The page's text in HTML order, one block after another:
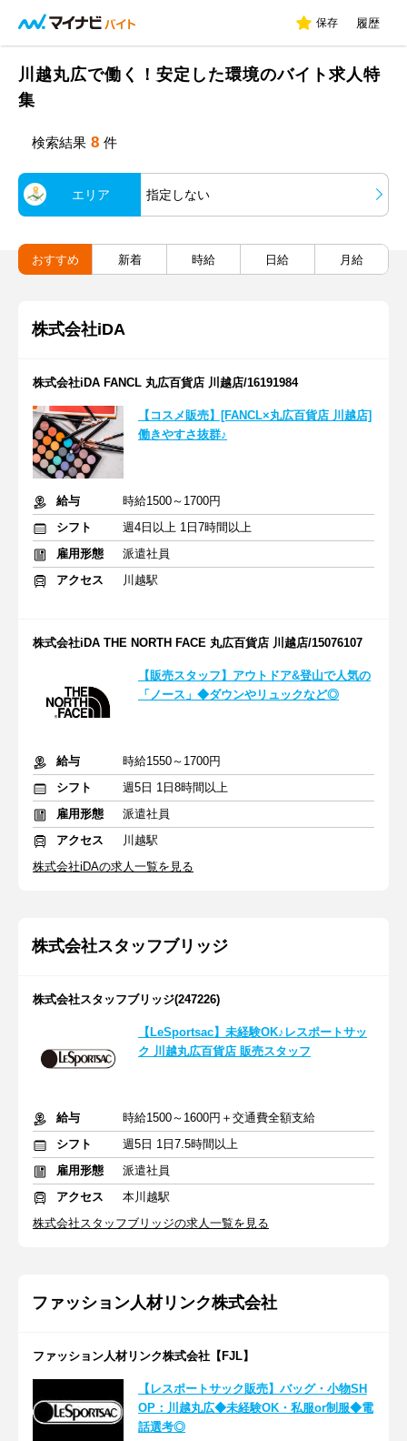
保存 履歴
川越丸広で働く！安定した環境のバイト求人特
集
検索結果 8 件
エリア 指定しない
おすすめ 新着 時給 日給 月給
株式会社iDA
株式会社iDA FANCL 丸広百貨店 川越店/16191984
【コスメ販売】[FANCL×丸広百貨店 川越店]
働きやすさ抜群♪
給与
時給1500～1700円
シフト
週4日以上 1日7時間以上
雇用形態
派遣社員
アクセス
川越駅
株式会社iDA THE NORTH FACE 丸広百貨店 川越店/15076107
【販売スタッフ】アウトドア&登山で人気の
「ノース」◆ダウンやリュックなど◎
給与
時給1550～1700円
シフト
週5日 1日8時間以上
雇用形態
派遣社員
アクセス
川越駅
株式会社iDAの求人一覧を見る
株式会社スタッフブリッジ
株式会社スタッフブリッジ(247226)
【LeSportsac】未経験OK♪レスポートサッ
ク 川越丸広百貨店 販売スタッフ
給与
時給1500～1600円＋交通費全額支給
シフト
週5日 1日7.5時間以上
雇用形態
派遣社員
アクセス
本川越駅
株式会社スタッフブリッジの求人一覧を見る
ファッション人材リンク株式会社
ファッション人材リンク株式会社【FJL】
【レスポートサック販売】バッグ・小物SH
OP：川越丸広◆未経験OK・私服or制服◆電
話選考◎